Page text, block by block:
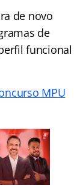
de novo
de
funcional
MPU